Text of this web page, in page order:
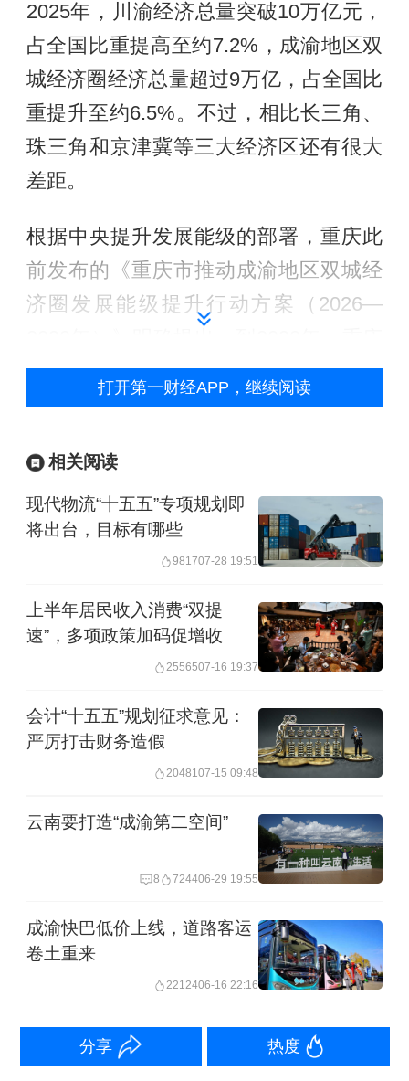
2025年，川渝经济总量突破10万亿元，
占全国比重提高至约7.2%，成渝地区双
城经济圈经济总量超过9万亿，占全国比
重提升至约6.5%。不过，相比长三角、
珠三角和京津冀等三大经济区还有很大
差距。
根据中央提升发展能级的部署，重庆此
前发布的《重庆市推动成渝地区双城经
济圈发展能级提升行动方案（2026—
经济总量超4万亿元，川渝两省市经济总
量达13万亿元，占全国比重持续提升。
重庆的行动方案已经明确锚定到2030年
高质量建成全国区域发展“第四极”。成
都“十五五”规划纲要也提出，加快提升国
家中心城市综合能级，全力支撑“一极一
源、两中心两高地”建设（带动全国高质
量发展的重要增长极和新的动力源，具
有全国影响力的重要经济中心、科技创
宜居地）。
年，工业增加值占GDP比重稳中有升，
先进制造业千亿级、两千亿级产业链分
别达10条、6条；服务业增加值突破2万
亿元，生产性服务业增加值占服务业增
加值比重超55%；社会消费品零售总额
达到1.35万亿元。
文章作者
打开第一财经APP，继续阅读
相关阅读
现代物流“十五五”专项规划即
将出台，目标有哪些
981707-28 19:51
上半年居民收入消费“双提
速”，多项政策加码促增收
2556507-16 19:37
会计“十五五”规划征求意见：
严厉打击财务造假
2048107-15 09:48
云南要打造“成渝第二空间”
8 724406-29 19:55
成渝快巴低价上线，道路客运
卷土重来
2212406-16 22:16
分享 热度